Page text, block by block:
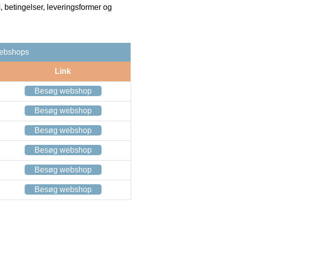
leveringsformer og
Link
Besøg webshop
Besøg webshop
Besøg webshop
Besøg webshop
Besøg webshop
Besøg webshop